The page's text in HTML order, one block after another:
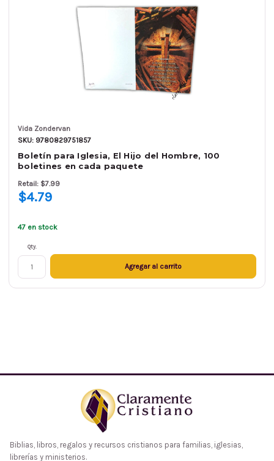
Vida Zondervan
SKU: 9780829751857
Boletín para Iglesia, El Hijo del Hombre, 100
boletines en cada paquete
Retail: $7.99
$4.79
47 en stock
Qty.
Agregar al carrito
Biblias, libros, regalos y recursos cristianos para familias, iglesias,
librerías y ministerios.